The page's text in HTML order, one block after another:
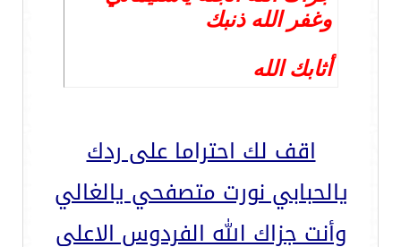
وغفر الله ذنبك
أثابك الله
اقف لك احتراما على ردك
يالحبابي نورت متصفحي يالغالي
وأنت جزاك الله الفردوس الاعلى